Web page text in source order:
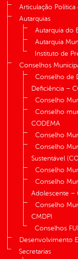
Articulação Política
Autarquias
Autarquia do
Autarquia
Instituto de
Conselhos
Conselho de
Deficiência –
Conselho
Conselho
CODEMA
Conselho
Conselho
Sustentável
Conselho
Conselho
Adolescente –
Conselho
CMDPI
Conselhos
Desenvolvimento
Secretarias